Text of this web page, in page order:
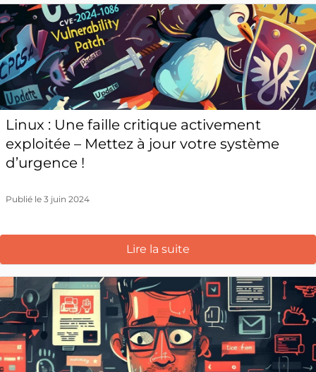
Linux : Une faille critique activement
exploitée – Mettez à jour votre système
d’urgence !
Publié le 3 juin 2024
Lire la suite